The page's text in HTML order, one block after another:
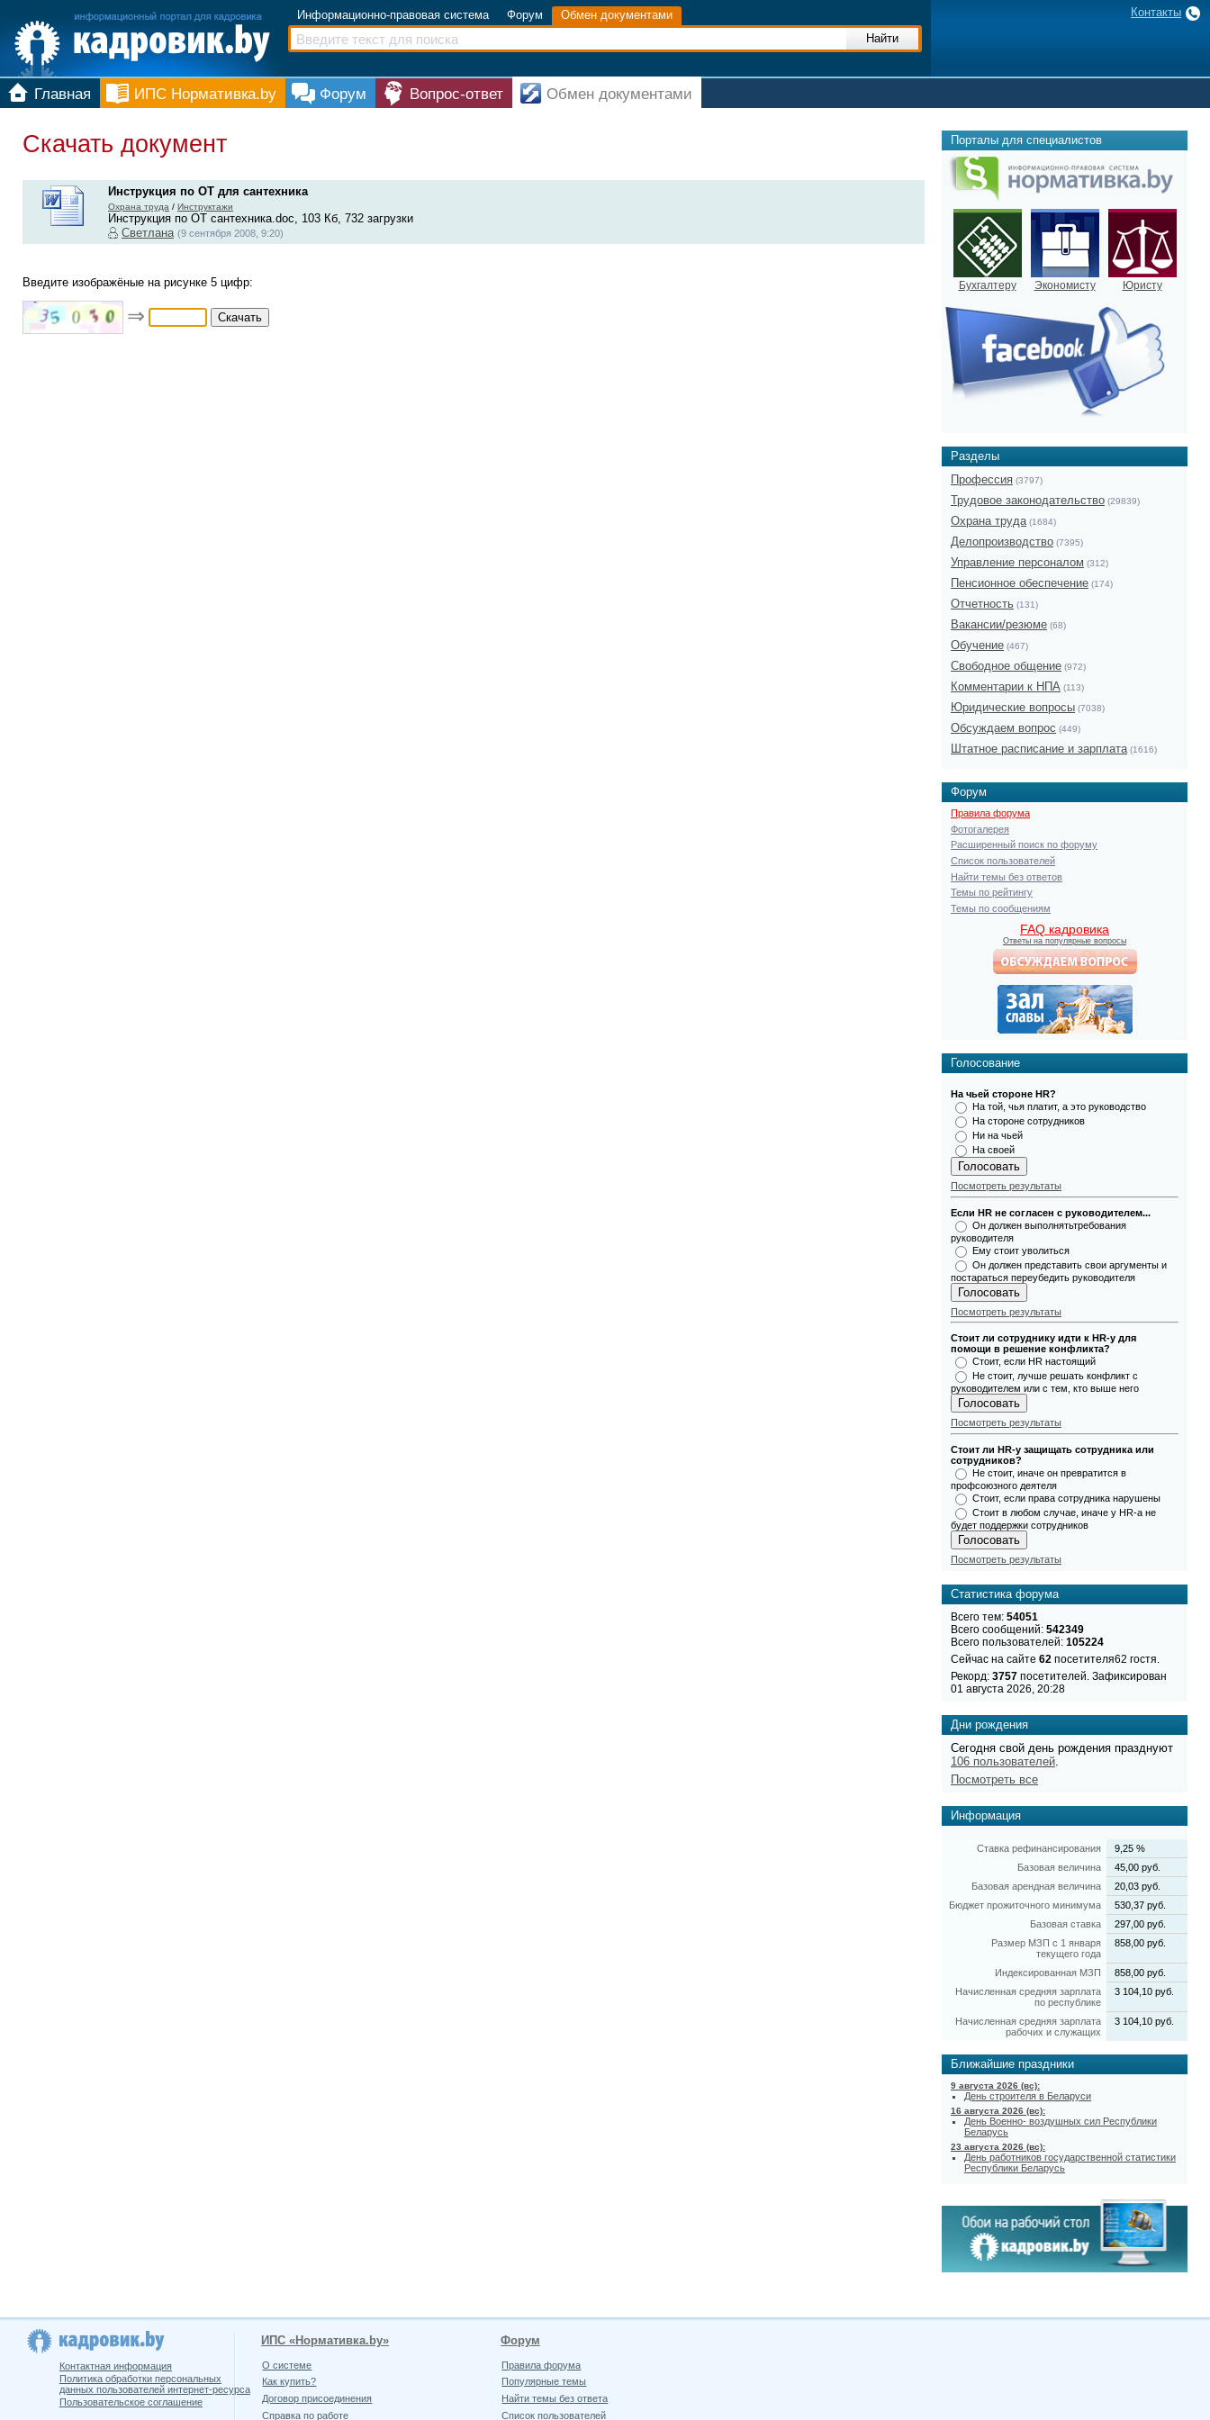
Информационно-правовая система Форум Обмен документами Контакты
Главная ИПС Нормативка.by Форум Вопрос-ответ Обмен документами
Скачать документ
Инструкция по ОТ для сантехника
Охрана труда / Инструктажи
Инструкция по ОТ сантехника.doc, 103 Кб, 732 загрузки
Светлана (9 сентября 2008, 9:20)
Введите изображёные на рисунке 5 цифр:
⇒
Порталы для специалистов
Бухгалтеру Экономисту Юристу
Разделы
Профессия (3797)
Трудовое законодательство (29839)
Охрана труда(1684)
Делопроизводство (7395)
Управление персоналом (312)
Пенсионное обеспечение (174)
Отчетность (131)
Вакансии/резюме (68)
Обучение (467)
Свободное общение (972)
Комментарии к НПА (113)
Юридические вопросы (7038)
Обсуждаем вопрос (449)
Штатное расписание и зарплата(1616)
Форум
Правила форума
Фотогалерея
Расширенный поиск по форуму
Список пользователей
Найти темы без ответов
Темы по рейтингу
Темы по сообщениям
FAQ кадровика
Ответы на популярные вопросы
Голосование
На чьей стороне HR?
На той, чья платит, а это руководство
На стороне сотрудников
Ни на чьей
На своей
Посмотреть результаты
Если HR не согласен с руководителем...
Он должен выполнятьтребования
руководителя
Ему стоит уволиться
Он должен представить свои аргументы и
постараться переубедить руководителя
Посмотреть результаты
Стоит ли сотруднику идти к HR-у для
помощи в решение конфликта?
Стоит, если HR настоящий
Не стоит, лучше решать конфликт с
руководителем или с тем, кто выше него
Посмотреть результаты
Стоит ли HR-у защищать сотрудника или
сотрудников?
Не стоит, иначе он превратится в
профсоюзного деятеля
Стоит, если права сотрудника нарушены
Стоит в любом случае, иначе у HR-а не
будет поддержки сотрудников
Посмотреть результаты
Статистика форума
Всего тем: 54051
Всего сообщений: 542349
Всего пользователей: 105224
Сейчас на сайте 62 посетителя62 гостя.
Рекорд: 3757 посетителей. Зафиксирован
01 августа 2026, 20:28
Дни рождения
Сегодня свой день рождения празднуют
106 пользователей
Посмотреть все
Информация
Ставка рефинансирования
9,25 %
Базовая величина
45,00 руб.
Базовая арендная величина
20,03 руб.
Бюджет прожиточного минимума
530,37 руб.
Базовая ставка
297,00 руб.
Размер МЗП с 1 января
текущего года
858,00 руб.
Индексированная МЗП
858,00 руб.
Начисленная средняя зарплата
по республике
3 104,10 руб.
Начисленная средняя зарплата
рабочих и служащих
3 104,10 руб.
Ближайшие праздники
9 августа 2026 (вс):
День строителя в Беларуси
16 августа 2026 (вс):
День Военно- воздушных сил Республики
Беларусь
23 августа 2026 (вс):
День работников государственной статистики
Республики Беларусь
Контактная информация
Политика обработки персональных
данных пользователей интернет-ресурса
Пользовательское соглашение
ИПС «Нормативка.by»
О системе
Как купить?
Договор присоединения
Справка по работе
Форум
Правила форума
Популярные темы
Найти темы без ответа
Список пользователей